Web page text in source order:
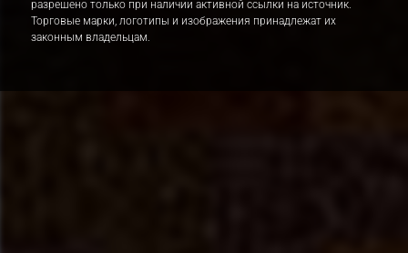
разрешено только при наличии активной ссылки на источник.
Торговые марки, логотипы и изображения принадлежат их
законным владельцам.